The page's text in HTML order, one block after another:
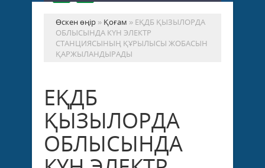
Өскен өңір » Қоғам » ЕҚДБ ҚЫЗЫЛОРДА
ОБЛЫСЫНДА КҮН ЭЛЕКТР
СТАНЦИЯСЫНЫҢ ҚҰРЫЛЫСЫ ЖОБАСЫН
ҚАРЖЫЛАНДЫРАДЫ
ЕҚДБ
ҚЫЗЫЛОРДА
ОБЛЫСЫНДА